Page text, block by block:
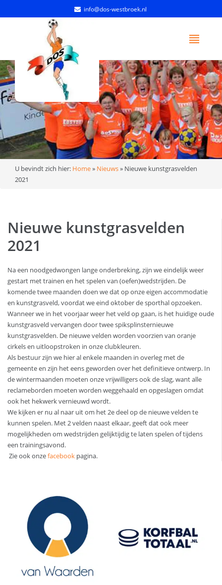
info@dos-westbroek.nl
U bevindt zich hier: Home» Nieuws» Nieuwe kunstgrasvelden
2021
Nieuwe kunstgrasvelden
2021
Na een noodgedwongen lange onderbreking, zijn we eindelijk weer
gestart met trainen en het spelen van (oefen)wedstrijden. De
komende twee maanden doen we dat op onze eigen accommodatie
en kunstgrasveld, voordat we eind oktober de sporthal opzoeken.
Wanneer we in het voorjaar weer het veld op gaan, is het huidige oude
kunstgrasveld vervangen door twee spiksplinsternieuwe
kunstgrasvelden. De nieuwe velden worden voorzien van oranje
cirkels en uitloopstroken in onze clubkleuren.
Als bestuur zijn we hier al enkele maanden in overleg met de
gemeente en zijn het eens geworden over het definitieve ontwerp. In
de wintermaanden moeten onze vrijwilligers ook de slag, want alle
reclameborden moeten worden weggehaald en opgeslagen omdat
ook het hekwerk vernieuwd wordt.
We kijken er nu al naar uit om het 2e deel op de nieuwe velden te
kunnen spelen. Met 2 velden naast elkaar, geeft dat ook meer
mogelijkheden om wedstrijden gelijktijdig te laten spelen of tijdens
een trainingsavond.
Zie ook onzefacebook pagina.